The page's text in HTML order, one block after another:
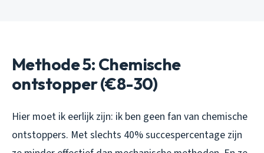
Methode 5: Chemische
ontstopper (€8-30)
Hier moet ik eerlijk zijn: ik ben geen fan van chemische
ontstoppers. Met slechts 40% succespercentage zijn